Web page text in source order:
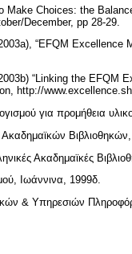
Make Choices: the
December, pp 28-29.
“EFQM Excellence
“Linking the EFQM
http://
για προμήθεια
Ακαδημαϊκές
Ιωάννινα, 1999δ.
& Υπηρεσιών